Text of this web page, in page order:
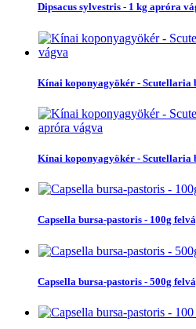
Dipsacus sylvestris - 1 kg apróra
Kínai koponyagyökér - Scutellaria
Kínai koponyagyökér - Scutellaria
Capsella bursa-pastoris - 100g
Capsella bursa-pastoris - 500g